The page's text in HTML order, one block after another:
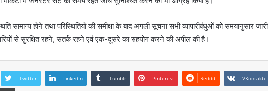
सामान्य होने तथा परिस्थितियों की समीक्षा के बाद अगली सूचना सभी व्यापारीबंधुओं को समयानुसार जारी
से सुरक्षित रहने, सतर्क रहने एवं एक-दूसरे का सहयोग करने की अपील की है।
Twitter LinkedIn Tumblr Pinterest Reddit VKontakte